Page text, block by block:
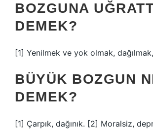
BOZGUNA
DEMEK?
[1] Yenilmek ve yok olmak,
BÜYÜK BOZGUN
DEMEK?
[1] Çarpık, dağınık. [2] Moralsiz,